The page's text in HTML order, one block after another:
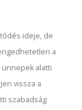
ideje, de
a
alatti
vissza a
szabadság